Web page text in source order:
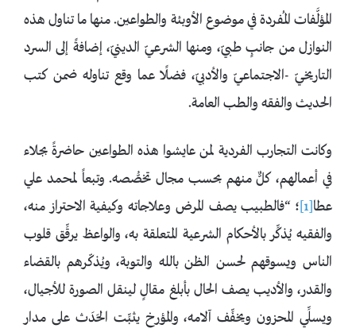
المؤلَّفات المُفردة في موضوع الأوبئة والطواعين. منها ما تناول هذه
النوازل من جانبٍ طبيّ، ومنها الشرعيّ الدينيّ، إضافةً إلى السرد
التاريخيّ -الاجتماعيّ والأدبيّ، فضلًا عما وقع تناوله ضمن كتب
الحديث والفقه والطب العامة.
وكانت التجارب الفردية لمن عايشوا هذه الطواعين حاضرةً بجلاء
في أعمالهم، كلٌّ منهم بحسب مجال تخصُّصه. وتبعاً لمحمد علي
عطا[1] ؛ “فالطبيب يصف المرض وعلاجاته وكيفية الاحتراز منه،
والفقيه يُذكِّر بالأحكام الشرعية المتعلقة به، والواعظ يرقِّق قلوب
الناس ويسوقهم لحسن الظن بالله والتوبة، ويُذكّرهم بالقضاء
والقدر، والأديب يصف الحال بأبلغ مقالٍ لينقل الصورة للأجيال،
ويسلِّي المحزون ويخفِّف آلامه، والمؤرخ يثبِّت الحَدَث على مدار